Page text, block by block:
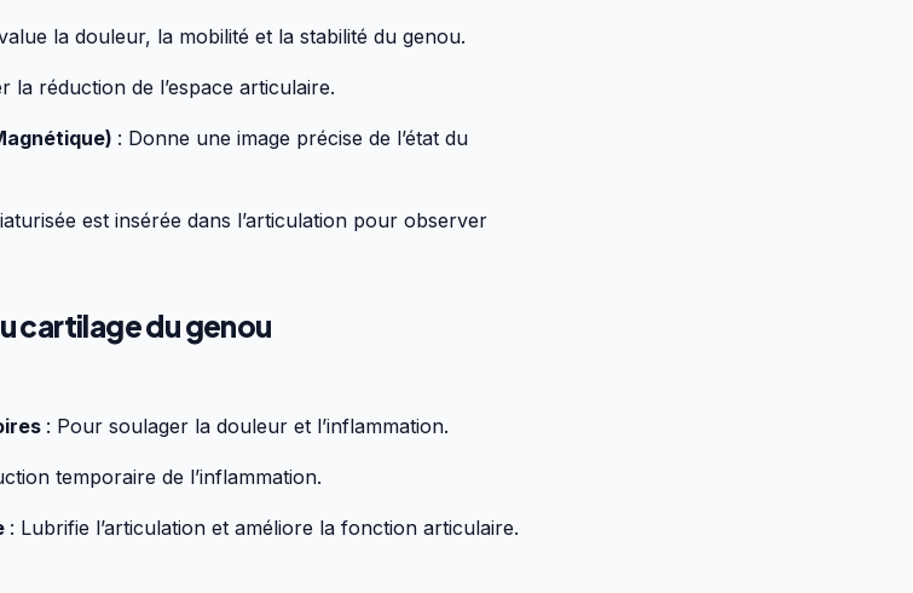
la douleur, la mobilité et la stabilité du genou.
la réduction de l’espace articulaire.
: Donne une image précise de l’état du
est insérée dans l’articulation pour observer
cartilage du genou
: Pour soulager la douleur et l’inflammation.
temporaire de l’inflammation.
: Lubrifie l’articulation et améliore la fonction articulaire.